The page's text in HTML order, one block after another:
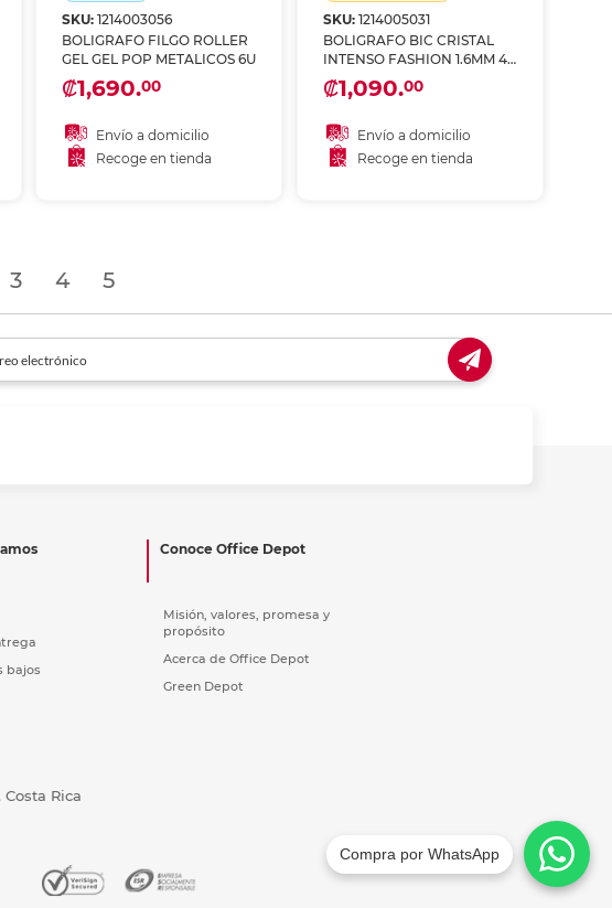
SKU: 1214003056
BOLIGRAFO FILGO ROLLER
GEL GEL POP METALICOS 6U
₡1,690.00
Envío a domicilio
Recoge en tienda
SKU: 1214005031
BOLIGRAFO BIC CRISTAL
INTENSO FASHION 1.6MM 4U
COLORES
₡1,090.00
Envío a domicilio
Recoge en tienda
3 4 5
bajos
Conoce Office Depot
Misión, valores, promesa y
propósito
Acerca de Office Depot
Green Depot
Rica
Compra por WhatsApp